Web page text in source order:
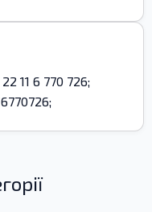
11 6 770 726;